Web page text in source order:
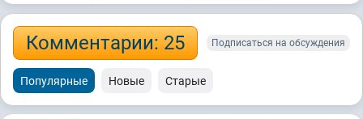
Комментарии: 25 Подписаться на обсуждения
Популярные Новые Старые